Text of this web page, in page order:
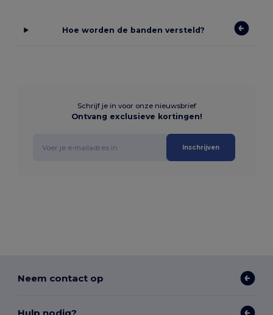
Hoe worden de banden versteld?
Schrijf je in voor onze nieuwsbrief
Ontvang exclusieve kortingen!
Inschrijven
Neem contact op
Hulp nodig?